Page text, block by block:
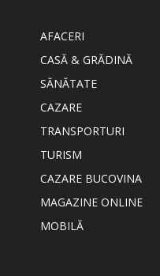
AFACERI
CASĂ & GRĂDINĂ
SĂNĂTATE
CAZARE
TRANSPORTURI
TURISM
CAZARE BUCOVINA
MAGAZINE ONLINE
MOBILĂ